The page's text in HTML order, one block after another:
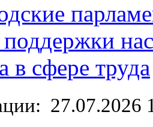
в сфере труда
27.07.2026